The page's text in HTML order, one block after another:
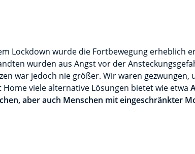
Lockdown wurde die Fortbewegung erheblich
wurden aus Angst vor der
war jedoch nie größer. Wir waren gezwungen,
Home viele alternative Lösungen bietet wie etwa
aber auch Menschen mit eingeschränkter